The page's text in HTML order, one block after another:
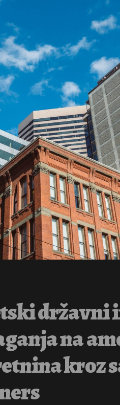
na
kroz